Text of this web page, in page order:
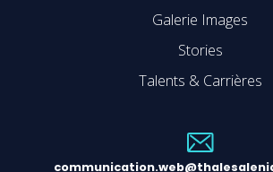
Galerie Images
Stories
Talents & Carrières